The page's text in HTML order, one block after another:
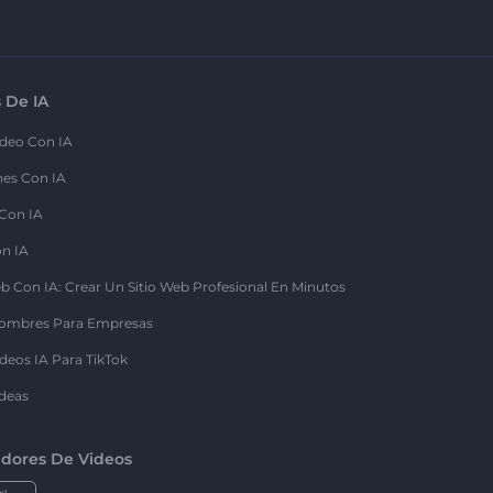
IA
Con IA
Con IA
IA
IA
Con IA: Crear Un Sitio Web Profesional En Minutos
Para Empresas
IA Para TikTok
De Videos